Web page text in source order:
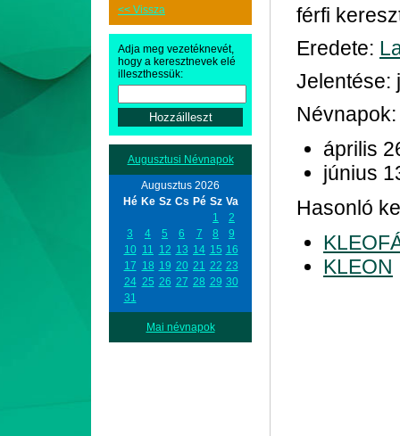
<< Vissza
Adja meg vezetéknevét,
hogy a keresztnevek elé
illeszthessük:
Augusztusi Névnapok
Augusztus 2026
Hé Ke Sz Cs Pé Sz Va
1
2
3
4 5 6 7 8
9
10 11 12 13 14 15 16
17 18 19 20 21 22 23
24 25 26 27 28 29 30
31
Mai névnapok
férfi
Eredete:
Jelentése:
Névnapok:
április
június
Hasonló
KLEON